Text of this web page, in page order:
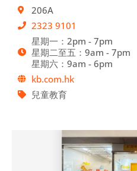
206A
2323 9101
星期一：2pm - 7pm
星期二至五：9am - 7pm
星期六：9am - 6pm
kb.com.hk
兒童教育